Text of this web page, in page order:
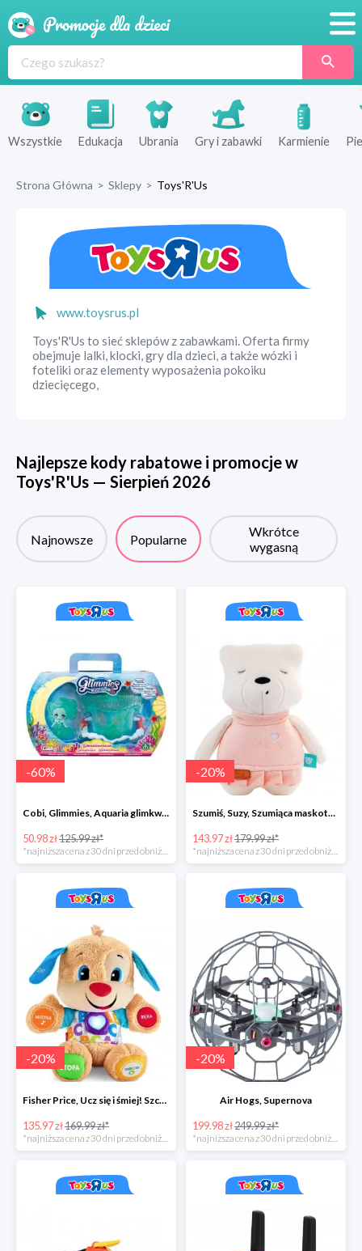
Produkty
Sklepy
Wszystkie Edukacja Ubrania Gry i zabawki Karmienie
Strona Główna > Sklepy > Toys'R'Us
www.toysrus.pl
Toys'R'Us to sieć sklepów z zabawkami. Oferta firmy
obejmuje lalki, klocki, gry dla dzieci, a także wózki i
foteliki oraz elementy wyposażenia pokoiku
dziecięcego,
Najlepsze kody rabatowe i promocje w
Toys'R'Us — Sierpień 2026
Najnowsze Popularne
Wkrótce
wygasną
-60%
Cobi, Glimmies, Aquaria glimkwarium, różne rodzaje
50.98 zł125.99 zł*
*najniższa cena z 30 dni przed obniżką
-20%
Szumiś, Suzy, Szumiąca maskotka z czujnikiem snu
143.97 zł179.99 zł*
*najniższa cena z 30 dni przed obniżką
-20%
Fisher Price, Ucz się i śmiej! Szczeniaczek Uczniaczek "Poziomy Nauki"
135.97 zł169.99 zł*
-20%
Air Hogs, Supernova
199.98 zł249.99 zł*